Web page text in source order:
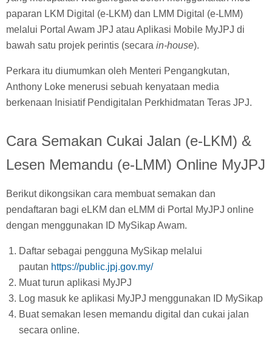
paparan LKM Digital (e-LKM) dan LMM Digital (e-LMM)
melalui Portal Awam JPJ atau Aplikasi Mobile MyJPJ di
bawah satu projek perintis (secara in-house).
Perkara itu diumumkan oleh Menteri Pengangkutan,
Anthony Loke menerusi sebuah kenyataan media
berkenaan Inisiatif Pendigitalan Perkhidmatan Teras JPJ.
Cara Semakan Cukai Jalan (e-LKM) &
Lesen Memandu (e-LMM) Online MyJPJ
Berikut dikongsikan cara membuat semakan dan
pendaftaran bagi eLKM dan eLMM di Portal MyJPJ online
dengan menggunakan ID MySikap Awam.
Daftar sebagai pengguna MySikap melalui
pautan https://public.jpj.gov.my/
Muat turun aplikasi MyJPJ
Log masuk ke aplikasi MyJPJ menggunakan ID MySikap
Buat semakan lesen memandu digital dan cukai jalan
secara online.